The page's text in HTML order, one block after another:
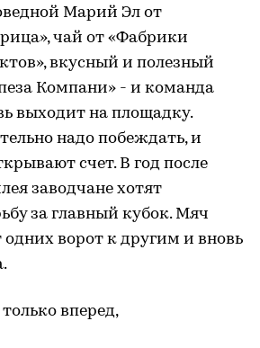
Марий Эл от
чай от «Фабрики
вкусный и полезный
Компани» - и команда
выходит на площадку.
надо побеждать, и
счет. В год после
заводчане хотят
за главный кубок. Мяч
одних ворот к другим и вновь
вперед,